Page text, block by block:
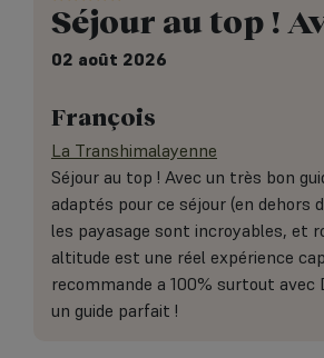
Séjour au top !
02 août 2026
François
La Transhimalayenne
Séjour au top ! Avec un très bon
adaptés pour ce séjour (en dehors
les payasage sont incroyables, et
altitude est une réel expérience
recommande a 100% surtout avec
un guide parfait !